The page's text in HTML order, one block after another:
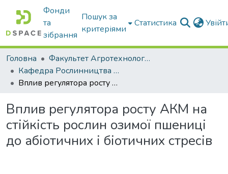
Фонди
та
зібрання
Пошук за
критеріями
Статистика
Головна
Факультет Агротехнологій та екології
Кафедра Рослинництва та садівництва ім. професора В.В. Калитки
Вплив регулятора росту АКМ на стійкість рослин озимої пшениці до абіотичних і біотичних стресів
Вплив регулятора росту АКМ на
стійкість рослин озимої пшениці
до абіотичних і біотичних стресів